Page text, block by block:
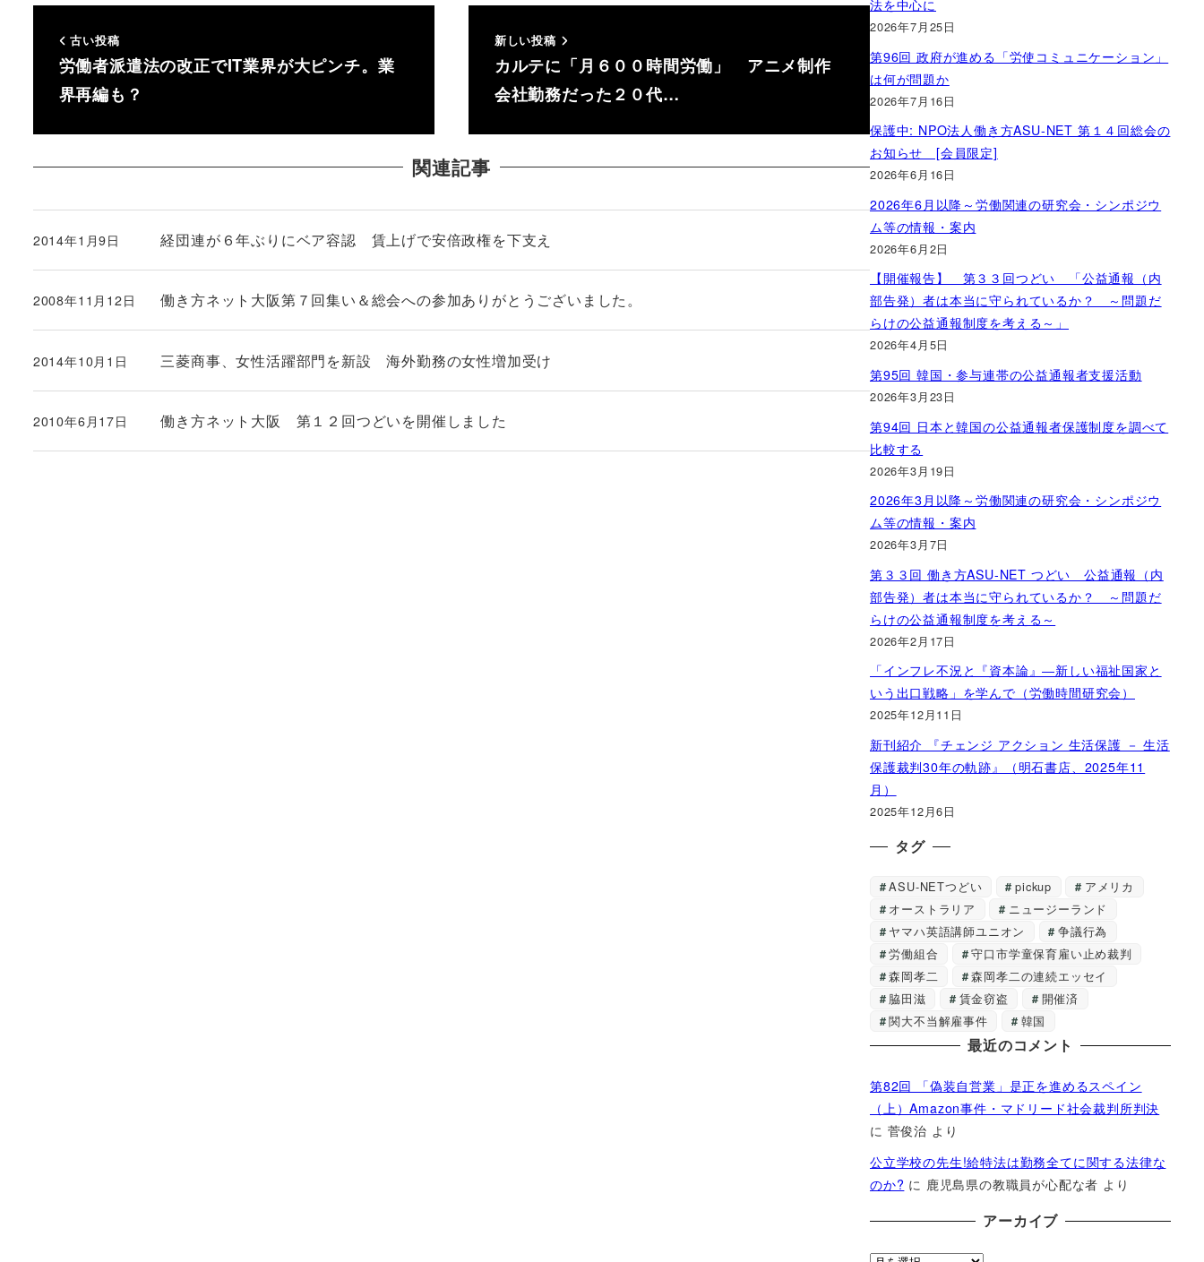
古い投稿
労働者派遣法の改正でIT業界が大ピンチ。業
界再編も？
新しい投稿
カルテに「月６００時間労働」 アニメ制作
会社勤務だった２０代…
関連記事
経団連が６年ぶりにベア容認 賃上げで安倍政権を下支え
投稿日
2014年1月9日
働き方ネット大阪第７回集い＆総会への参加ありがとうございました。
投稿日
2008年11月12日
三菱商事、女性活躍部門を新設 海外勤務の女性増加受け
投稿日
2014年10月1日
働き方ネット大阪 第１２回つどいを開催しました
投稿日
2010年6月17日
法を中心に
2026年7月25日
第96回 政府が進める「労使コミュニケーション」
は何が問題か
2026年7月16日
保護中: NPO法人働き方ASU-NET 第１４回総会の
お知らせ [会員限定]
2026年6月16日
2026年6月以降～労働関連の研究会・シンポジウ
ム等の情報・案内
2026年6月2日
【開催報告】 第３３回つどい 「公益通報（内
部告発）者は本当に守られているか？ ～問題だ
らけの公益通報制度を考える～」
2026年4月5日
第95回 韓国・参与連帯の公益通報者支援活動
2026年3月23日
第94回 日本と韓国の公益通報者保護制度を調べて
比較する
2026年3月19日
2026年3月以降～労働関連の研究会・シンポジウ
ム等の情報・案内
2026年3月7日
第３３回 働き方ASU-NET つどい 公益通報（内
部告発）者は本当に守られているか？ ～問題だ
らけの公益通報制度を考える～
2026年2月17日
「インフレ不況と『資本論』―新しい福祉国家と
いう出口戦略」を学んで（労働時間研究会）
2025年12月11日
新刊紹介 『チェンジ アクション 生活保護 － 生活
保護裁判30年の軌跡』（明石書店、2025年11
月）
2025年12月6日
タグ
ASU-NETつどい pickup
アメリカ
オーストラリア
ニュージーランド
ヤマハ英語講師ユニオン
争議行為
労働組合
守口市学童保育雇い止め裁判
森岡孝二
森岡孝二の連続エッセイ
脇田滋
賃金窃盗
開催済
関大不当解雇事件
韓国
最近のコメント
第82回 「偽装自営業」是正を進めるスペイン
（上）Amazon事件・マドリード社会裁判所判決
に 菅俊治 より
公立学校の先生!給特法は勤務全てに関する法律な
のか? に 鹿児島県の教職員が心配な者 より
アーカイブ